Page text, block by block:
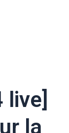
live]
la